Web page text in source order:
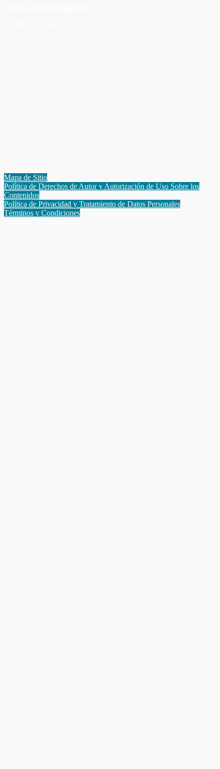
Mapa de Sitio
Política de Derechos de Autor y Autorización de Uso Sobre los
Contenidos
Política de Privacidad y Tratamiento de Datos Personales
Términos y Condiciones